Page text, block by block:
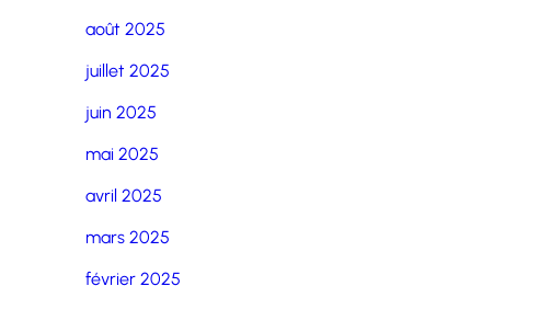
août 2025
juillet 2025
juin 2025
mai 2025
avril 2025
mars 2025
février 2025